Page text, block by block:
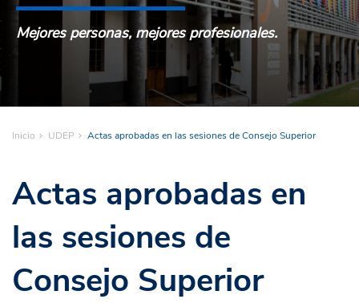
Mejores personas, mejores profesionales.
Inicio UDEP Actas aprobadas en las sesiones de Consejo Superior
Actas aprobadas en
las sesiones de
Consejo Superior